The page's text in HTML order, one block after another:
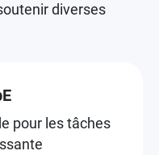
diverses
pour les tâches